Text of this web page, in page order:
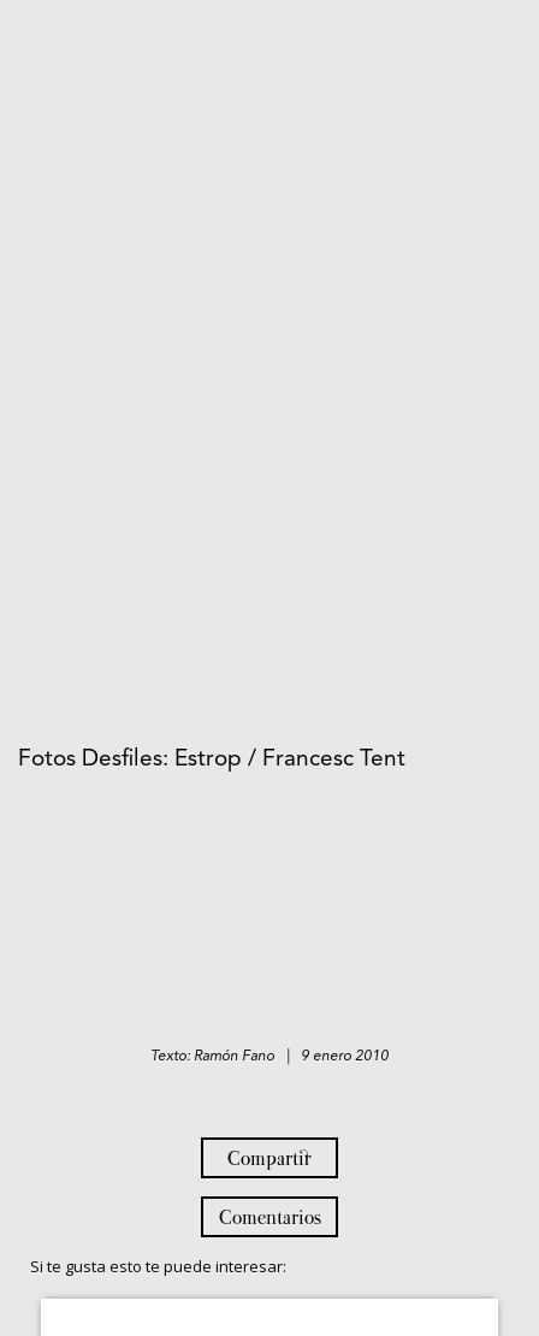
Fotos Desfiles: Estrop / Francesc Tent
Texto: Ramón Fano | 9 enero 2010
Compartir
Comentarios
Si te gusta esto te puede interesar: